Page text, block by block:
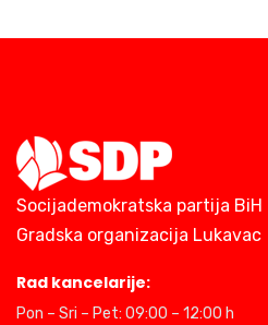
Socijademokratska partija BiH
Gradska organizacija Lukavac
Rad kancelarije:
Pon – Sri – Pet: 09:00 – 12:00 h